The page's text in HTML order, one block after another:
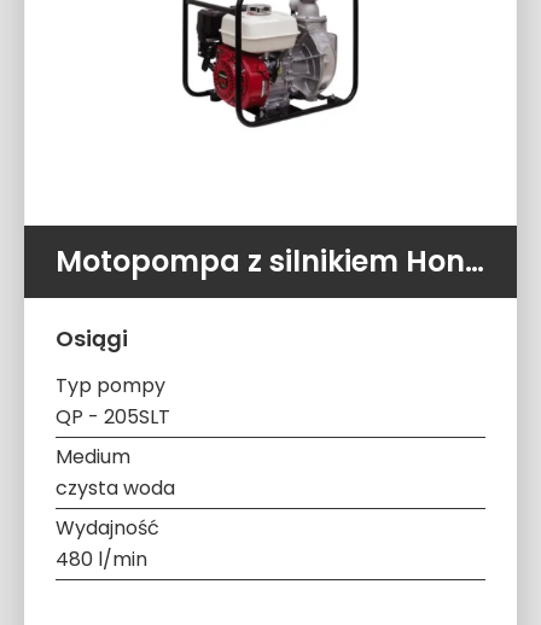
Motopompa z silnikiem Honda QP-205SLT (480 l/min 9,5 ATM)
Osiągi
Typ pompy
QP - 205SLT
Medium
czysta woda
Wydajność
480 l/min